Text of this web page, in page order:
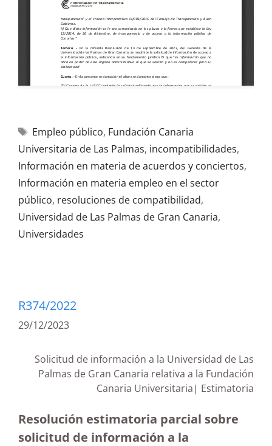
Empleo público, Fundación Canaria
Universitaria de Las Palmas, incompatibilidades,
Información en materia de acuerdos y conciertos,
Información en materia empleo en el sector
público, resoluciones de compatibilidad,
Universidad de Las Palmas de Gran Canaria,
Universidades
R374/2022
29/12/2023
Solicitud de información a la Universidad de Las
Palmas de Gran Canaria relativa a la Fundación
Canaria Universitaria| Estimatoria
Resolución estimatoria parcial sobre
solicitud de información a la